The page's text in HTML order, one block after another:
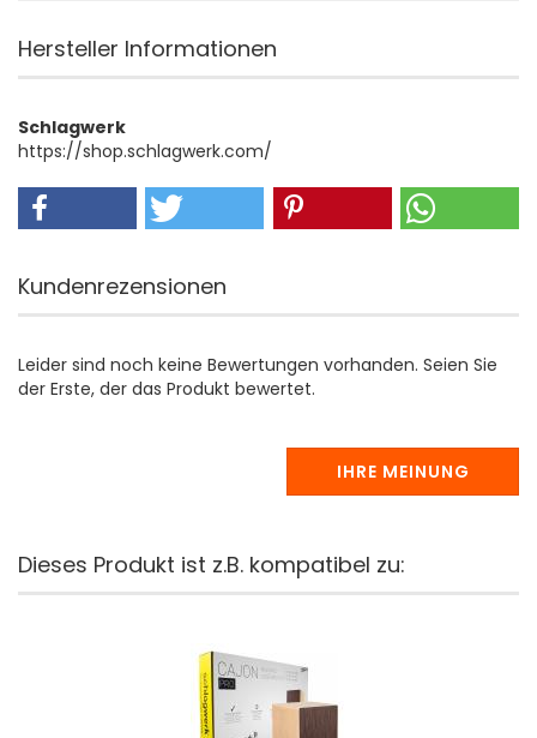
Hersteller Informationen
Schlagwerk
https://shop.schlagwerk.com/
Kundenrezensionen
Leider sind noch keine Bewertungen vorhanden. Seien Sie
der Erste, der das Produkt bewertet.
IHRE MEINUNG
Dieses Produkt ist z.B. kompatibel zu: